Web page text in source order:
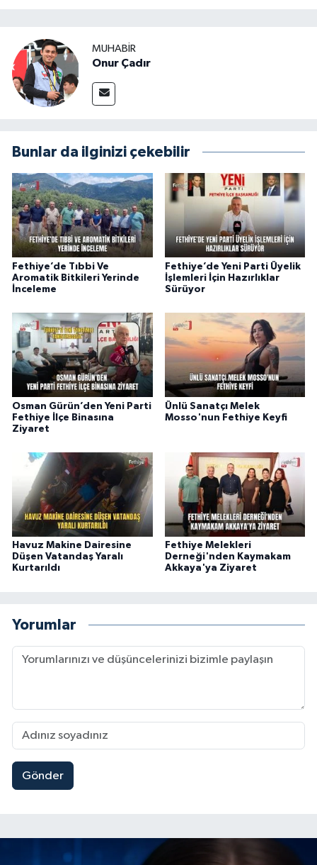
MUHABİR
Onur Çadır
Bunlar da ilginizi çekebilir
Fethiye’de Tıbbi Ve
Aromatik Bitkileri Yerinde
İnceleme
Fethiye’de Yeni Parti Üyelik
İşlemleri İçin Hazırlıklar
Sürüyor
Osman Gürün’den Yeni Parti
Fethiye İlçe Binasına
Ziyaret
Ünlü Sanatçı Melek
Mosso'nun Fethiye Keyfi
Havuz Makine Dairesine
Düşen Vatandaş Yaralı
Kurtarıldı
Fethiye Melekleri
Derneği'nden Kaymakam
Akkaya'ya Ziyaret
Yorumlar
Gönder